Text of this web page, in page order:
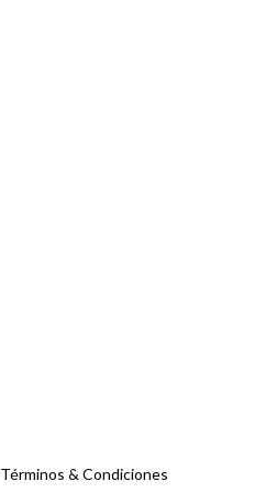
Términos & Condiciones